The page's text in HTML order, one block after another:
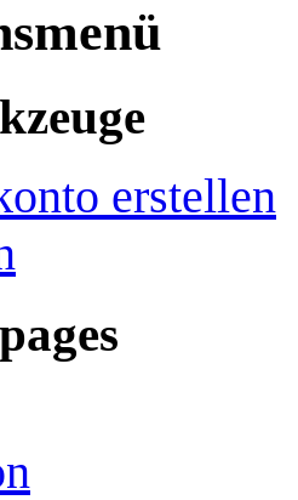
erstellen